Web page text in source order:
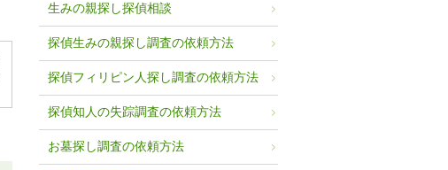
生みの親探し探偵相談
探偵生みの親探し調査の依頼方法
探偵フィリピン人探し調査の依頼方法
探偵知人の失踪調査の依頼方法
お墓探し調査の依頼方法